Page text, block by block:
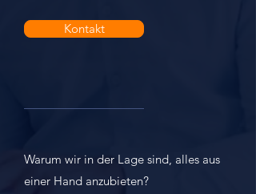
Kontakt
Warum wir in der Lage sind, alles aus
einer Hand anzubieten?